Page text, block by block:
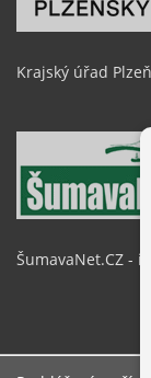
Krajský úřad
ŠumavaNet.CZ -